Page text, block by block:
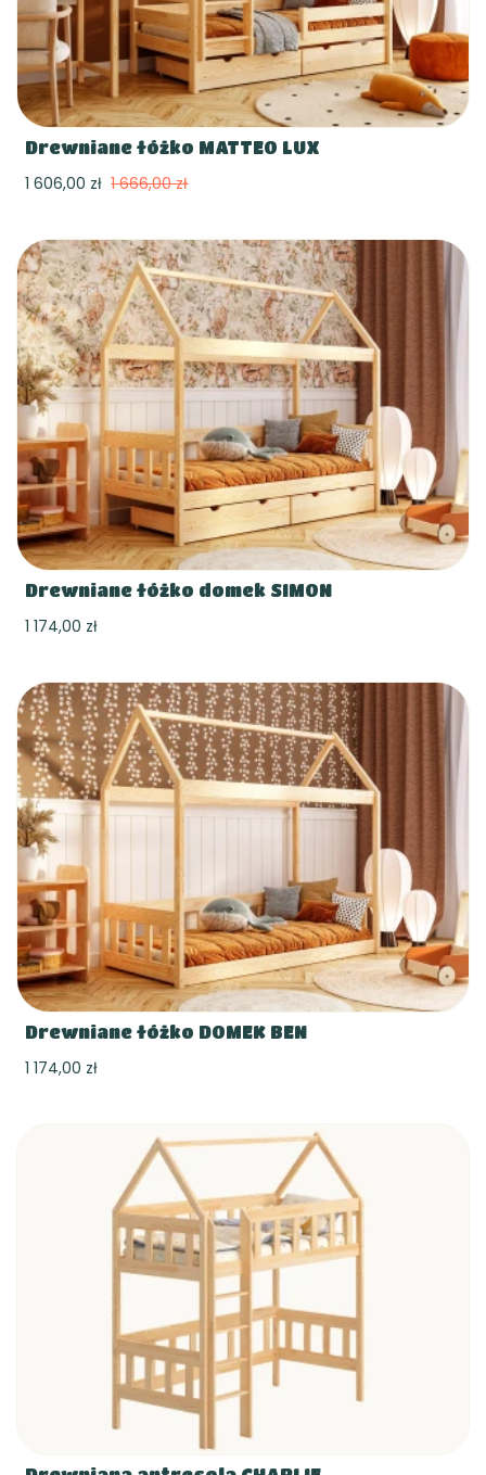
Drewniane łóżko MATTEO LUX
1 606,00 zł 1 666,00 zł
Drewniane łóżko domek SIMON
1 174,00 zł
Drewniane łóżko DOMEK BEN
1 174,00 zł